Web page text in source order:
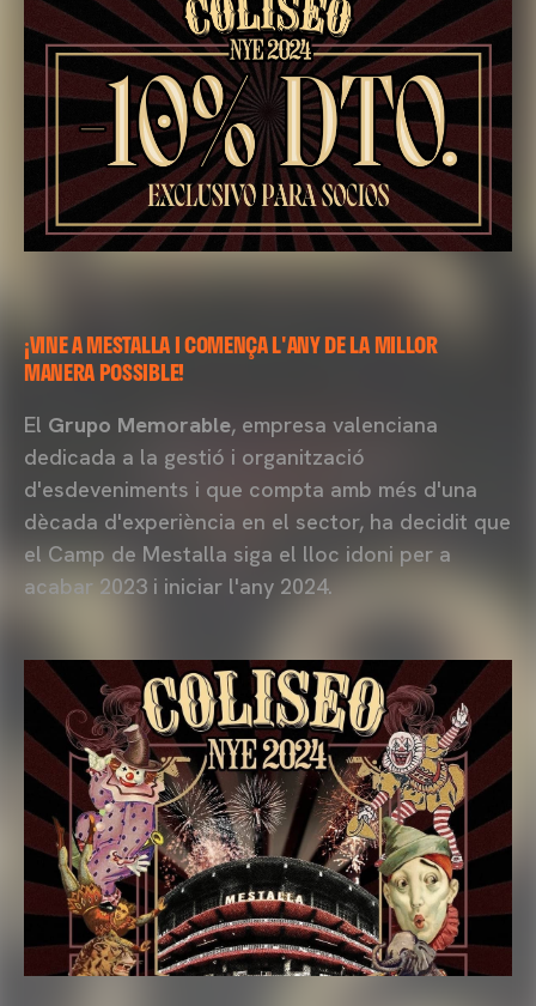
¡VINE A MESTALLA I COMENÇA L'ANY DE LA MILLOR
MANERA POSSIBLE!
El Grupo Memorable, empresa valenciana
dedicada a la gestió i organització
d'esdeveniments i que compta amb més d'una
dècada d'experiència en el sector, ha decidit que
el Camp de Mestalla siga el lloc idoni per a
acabar 2023 i iniciar l'any 2024.